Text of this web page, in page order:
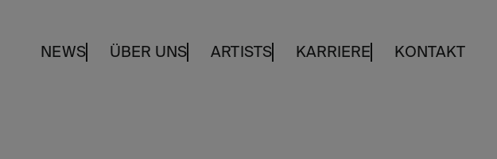
NEWS ÜBER UNS ARTISTS KARRIERE KONTAKT